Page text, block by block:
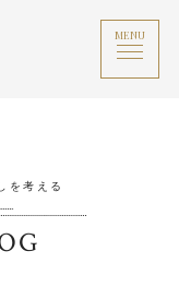
MENU
を考える